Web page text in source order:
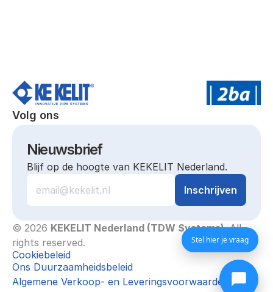
Volg ons
Nieuwsbrief
Blijf op de hoogte van KEKELIT Nederland.
© 2026 KEKELIT Nederland (TDW Systems). All
rights reserved.
Cookiebeleid
Ons Duurzaamheidsbeleid
Algemene Verkoop- en Leveringsvoorwaarden
Stel hier je vraag